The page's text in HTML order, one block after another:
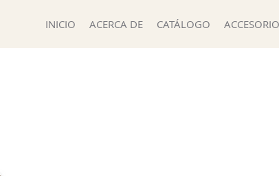
INICIO ACERCA DE CATÁLOGO